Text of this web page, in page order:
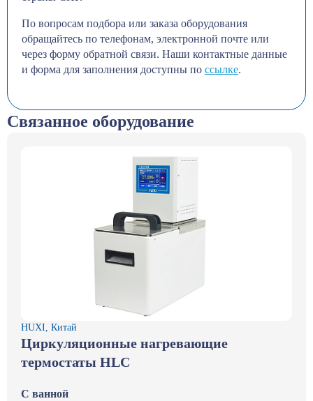
По вопросам подбора или заказа оборудования
обращайтесь по телефонам, электронной почте или
через форму обратной связи. Наши контактные данные
и форма для заполнения доступны по ссылке.
Связанное оборудование
HUXI, Китай
Циркуляционные нагревающие
термостаты HLC
С ванной